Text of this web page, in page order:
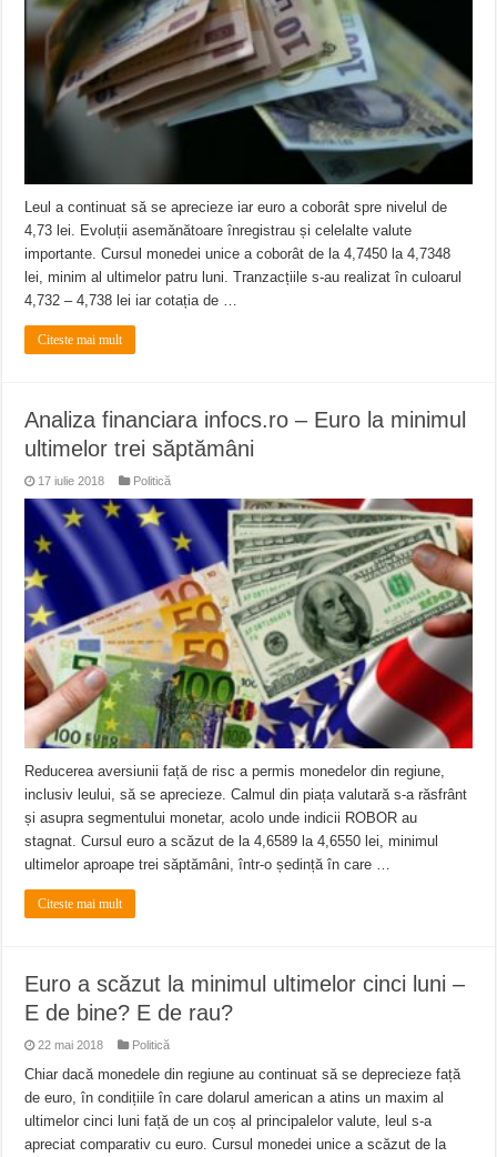
Miresme de lavandă, mentă și flori de vară și râsete de copii la Carașova VIDEO
ANUNȚ OPRIRE APĂ în Reșița – avarie – 04.08.2026 – str. Văliugului și
Leul a continuat să se aprecieze iar euro a coborât spre nivelul de
4,73 lei. Evoluții asemănătoare înregistrau și celelalte valute
importante. Cursul monedei unice a coborât de la 4,7450 la 4,7348
lei, minim al ultimelor patru luni. Tranzacțiile s-au realizat în culoarul
4,732 – 4,738 lei iar cotația de …
Citeste mai mult
Analiza financiara infocs.ro – Euro la minimul
ultimelor trei săptămâni
17 iulie 2018 Politică
Reducerea aversiunii față de risc a permis monedelor din regiune,
inclusiv leului, să se aprecieze. Calmul din piața valutară s-a răsfrânt
și asupra segmentului monetar, acolo unde indicii ROBOR au
stagnat. Cursul euro a scăzut de la 4,6589 la 4,6550 lei, minimul
ultimelor aproape trei săptămâni, într-o ședință în care …
Citeste mai mult
Euro a scăzut la minimul ultimelor cinci luni –
E de bine? E de rau?
22 mai 2018 Politică
Chiar dacă monedele din regiune au continuat să se deprecieze față
de euro, în condițiile în care dolarul american a atins un maxim al
ultimelor cinci luni față de un coș al principalelor valute, leul s-a
apreciat comparativ cu euro. Cursul monedei unice a scăzut de la